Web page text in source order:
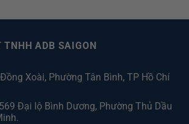
ADB SAIGON
Xoài, Phường Tân Bình, TP Hồ Chí
569 Đại lộ Bình Dương, Phường Thủ Dầu
.